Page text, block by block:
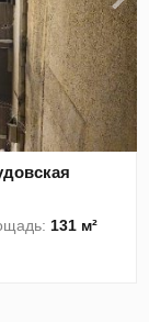
131 м²